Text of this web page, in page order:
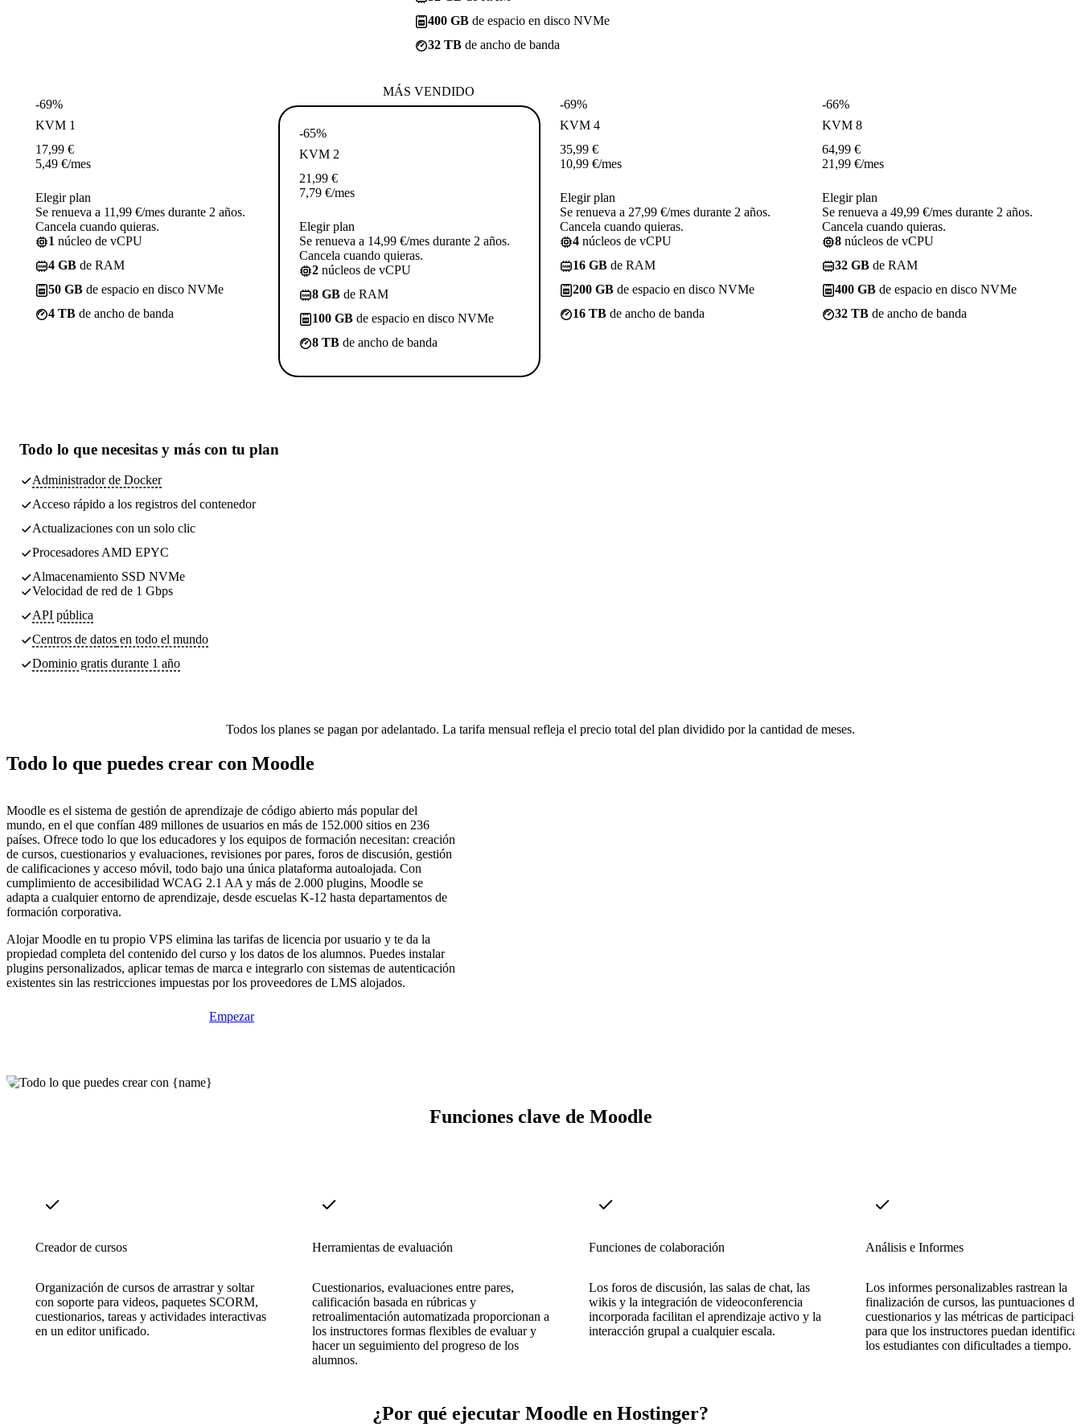
400 GB de espacio en disco NVMe
32 TB de ancho de banda
-69%
KVM 1
17,99 €
5,49 €/mes
Elegir plan
Se renueva a 11,99 €/mes durante 2 años.
Cancela cuando quieras.
1 núcleo de vCPU
4 GB de RAM
50 GB de espacio en disco NVMe
4 TB de ancho de banda
MÁS VENDIDO
-65%
KVM 2
21,99 €
7,79 €/mes
Elegir plan
Se renueva a 14,99 €/mes durante 2 años.
Cancela cuando quieras.
2 núcleos de vCPU
8 GB de RAM
100 GB de espacio en disco NVMe
8 TB de ancho de banda
-69%
KVM 4
35,99 €
10,99 €/mes
Elegir plan
Se renueva a 27,99 €/mes durante 2 años.
Cancela cuando quieras.
4 núcleos de vCPU
16 GB de RAM
200 GB de espacio en disco NVMe
16 TB de ancho de banda
-66%
KVM 8
64,99 €
21,99 €/mes
Elegir plan
Se renueva a 49,99 €/mes durante 2 años.
Cancela cuando quieras.
8 núcleos de vCPU
32 GB de RAM
400 GB de espacio en disco NVMe
32 TB de ancho de banda
Todo lo que necesitas y más con tu plan
Administrador de Docker
Acceso rápido a los registros del contenedor
Actualizaciones con un solo clic
Procesadores AMD EPYC
Almacenamiento SSD NVMe
Velocidad de red de 1 Gbps
API pública
Centros de datos en todo el mundo
Dominio gratis durante 1 año
Todos los planes se pagan por adelantado. La tarifa mensual refleja el precio total del plan dividido por la cantidad de meses.
Todo lo que puedes crear con Moodle
Moodle es el sistema de gestión de aprendizaje de código abierto más popular del
mundo, en el que confían 489 millones de usuarios en más de 152.000 sitios en 236
países. Ofrece todo lo que los educadores y los equipos de formación necesitan: creación
de cursos, cuestionarios y evaluaciones, revisiones por pares, foros de discusión, gestión
de calificaciones y acceso móvil, todo bajo una única plataforma autoalojada. Con
cumplimiento de accesibilidad WCAG 2.1 AA y más de 2.000 plugins, Moodle se
adapta a cualquier entorno de aprendizaje, desde escuelas K-12 hasta departamentos de
formación corporativa.
Alojar Moodle en tu propio VPS elimina las tarifas de licencia por usuario y te da la
propiedad completa del contenido del curso y los datos de los alumnos. Puedes instalar
plugins personalizados, aplicar temas de marca e integrarlo con sistemas de autenticación
existentes sin las restricciones impuestas por los proveedores de LMS alojados.
Empezar
Funciones clave de Moodle
Creador de cursos
Organización de cursos de arrastrar y soltar
con soporte para videos, paquetes SCORM,
cuestionarios, tareas y actividades interactivas
en un editor unificado.
Herramientas de evaluación
Cuestionarios, evaluaciones entre pares,
calificación basada en rúbricas y
retroalimentación automatizada proporcionan a
los instructores formas flexibles de evaluar y
hacer un seguimiento del progreso de los
alumnos.
Funciones de colaboración
Los foros de discusión, las salas de chat, las
wikis y la integración de videoconferencia
incorporada facilitan el aprendizaje activo y la
interacción grupal a cualquier escala.
Análisis e Informes
Los informes personalizables rastrean la
finalización de cursos, las puntuaciones
cuestionarios y las métricas de
para que los instructores puedan
los estudiantes con dificultades a tiempo.
¿Por qué ejecutar Moodle en Hostinger?